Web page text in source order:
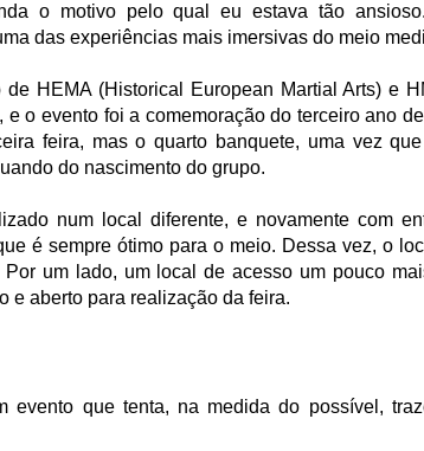
o motivo pelo qual eu estava tão
das experiências mais imersivas do meio
HEMA (Historical European Martial Arts) e
e o evento foi a comemoração do terceiro ano
feira, mas o quarto banquete, uma vez
do nascimento do grupo.
num local diferente, e novamente com
é sempre ótimo para o meio. Dessa vez, o
Por um lado, um local de acesso um pouco
e aberto para realização da feira.
evento que tenta, na medida do possível,